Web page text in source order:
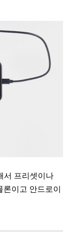
서 프리셋이나
이고 안드로이